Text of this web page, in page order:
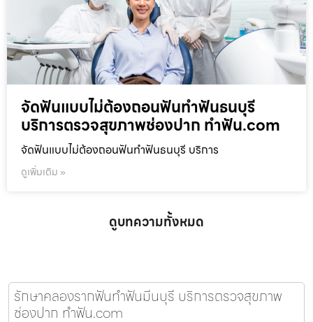
จัดฟันแบบไม่ต้องถอนฟันทำฟันธนบุรี
บริการตรวจสุขภาพช่องปาก ทำฟัน.com
จัดฟันแบบไม่ต้องถอนฟันทำฟันธนบุรี บริการ
ดูเพิ่มเติม »
ดูบทความทั้งหมด
รักษาคลองรากฟันทำฟันมีนบุรี บริการตรวจสุขภาพ
ช่องปาก ทำฟัน.com